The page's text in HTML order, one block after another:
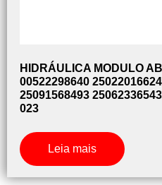
HIDRÁULICA MODULO
00522298640
25091568493
023
Leia mais